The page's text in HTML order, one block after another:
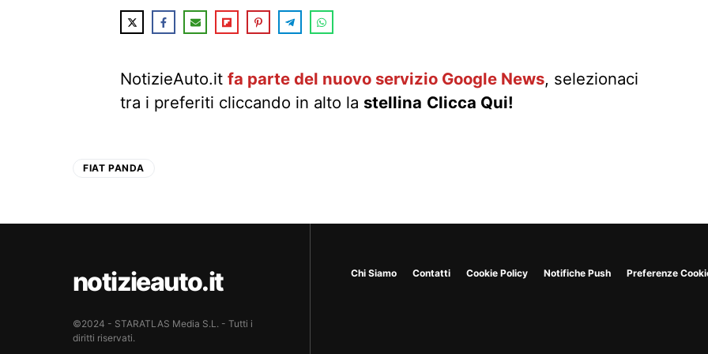
NotizieAuto.it fa parte del nuovo servizio Google News, selezionaci
tra i preferiti cliccando in alto la stellina Clicca Qui!
FIAT PANDA
notizieauto.it
©2024 - STARATLAS Media S.L. - Tutti i
diritti riservati.
Chi Siamo Contatti Cookie Policy Notifiche Push Preferenze